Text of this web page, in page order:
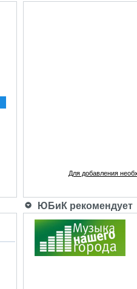
Для добавления
ЮБиК рекомендует